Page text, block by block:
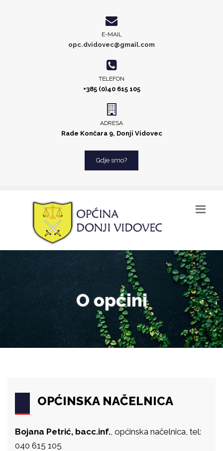
E-MAIL
opc.dvidovec@gmail.com
TELEFON
+385 (0)40 615 105
ADRESA
Rade Končara 9, Donji Vidovec
Gdje smo?
O općini
OPĆINSKA NAČELNICA
Bojana Petrić, bacc.inf., općinska načelnica, tel:
040 615 105